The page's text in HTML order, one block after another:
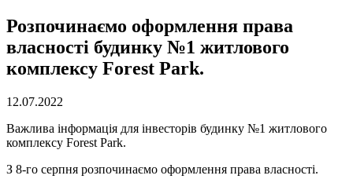
Розпочинаємо оформлення права
власності будинку №1 житлового
комплексу Forest Park.
12.07.2022
Важлива інформація для інвесторів будинку №1 житлового
комплексу Forest Park.
З 8-го серпня розпочинаємо оформлення права власності.